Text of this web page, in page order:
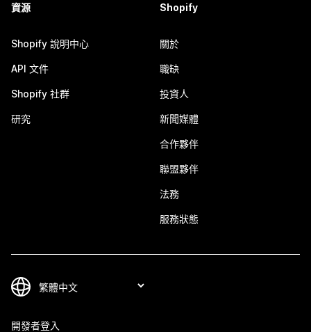
資源
Shopify 說明中心
API 文件
Shopify 社群
研究
Shopify
關於
職缺
投資人
新聞媒體
合作夥伴
聯盟夥伴
法務
服務狀態
開發者登入